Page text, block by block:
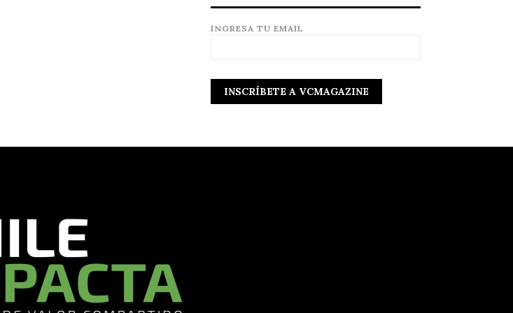
INGRESA TU EMAIL